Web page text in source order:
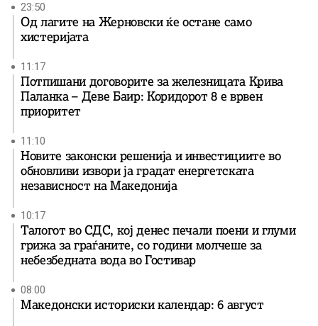
23:50
Од лагите на Жерновски ќе остане само
хистеријата
11:17
Потпишани договорите за железницата Крива
Паланка – Деве Баир: Коридорот 8 е врвен
приоритет
11:10
Новите законски решенија и инвестициите во
обновливи извори ја градат енергетската
независност на Македонија
10:17
Талогот во СДС, кој денес печали поени и глуми
грижа за граѓаните, со години молчеше за
небезбедната вода во Гостивар
08:00
Македонски историски календар: 6 август